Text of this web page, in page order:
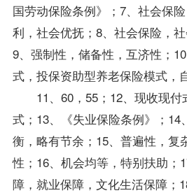
国劳动保险条例》；7、社会保
利，社会优抚；8、社会保险，
9、强制性，储备性，互济性；
式，投保资助型养老保险模式，
11、60，55；12、现收现付
式；13、《失业保险条例》；14
衡，略有节余；15、普遍性，复
性；16、机会均等，特别扶助；
障，就业保障，文化生活保障；